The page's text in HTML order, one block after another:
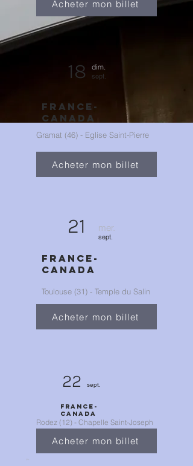
Acheter mon billet
sept.
18 dim.
Gramat (46) - Eglise Saint-Pierre
FRANCE-
CANADA
Acheter mon billet
21 mer.
sept.
Toulouse (31) - Temple du Salin
FRANCE-
CANADA
Acheter mon billet
Rodez (12) - Chapelle Saint-Joseph
Acheter mon billet
22 sept.
FRANCE-
CANADA
jeu.